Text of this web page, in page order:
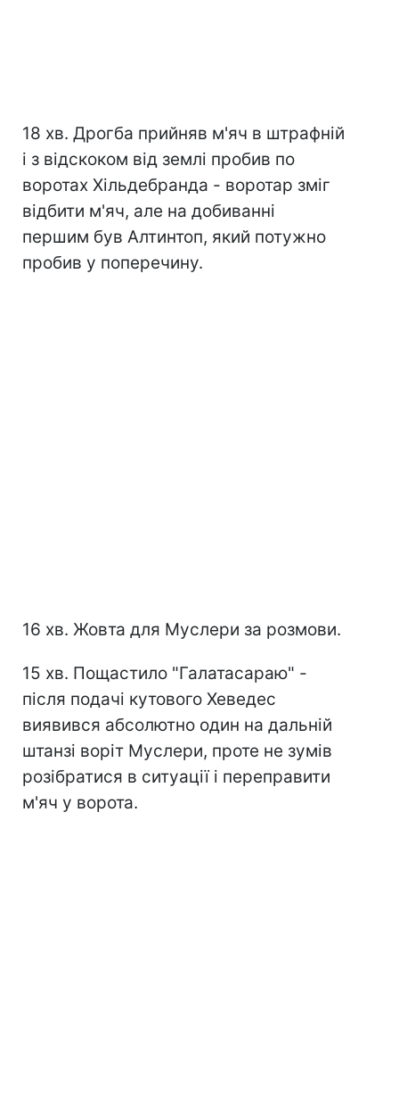
18 хв. Дрогба прийняв м'яч в штрафній
і з відскоком від землі пробив по
воротах Хільдебранда - воротар зміг
відбити м'яч, але на добиванні
першим був Алтинтоп, який потужно
пробив у поперечину.
16 хв. Жовта для Муслери за розмови.
15 хв. Пощастило "Галатасараю" -
після подачі кутового Хеведес
виявився абсолютно один на дальній
штанзі воріт Муслери, проте не зумів
розібратися в ситуації і переправити
м'яч у ворота.